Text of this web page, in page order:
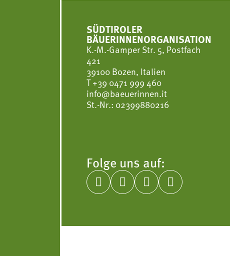
SÜDTIROLER
BÄUERINNENORGANISATION
K.-M.-Gamper Str. 5, Postfach
421
39100 Bozen, Italien
T+39 0471 999 460
info@baeuerinnen.it
St.-Nr.: 02399880216
Folge uns auf:
   